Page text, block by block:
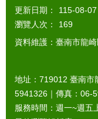
更新日期：
115-08-07
瀏覽人次：
169
資料維護：臺南市龍
地址：719012 臺南市
5941326｜傳真：06-
服務時間：週一~週五